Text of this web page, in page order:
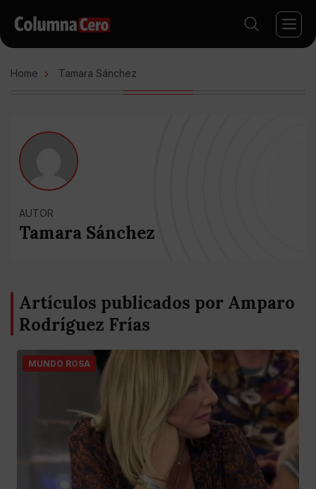
Home Tamara Sánchez
AUTOR
Tamara Sánchez
Artículos publicados por Amparo
Rodríguez Frías
MUNDO ROSA